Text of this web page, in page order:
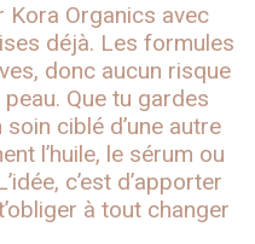
Kora Organics avec
déjà. Les formules
donc aucun risque
Que tu gardes
ciblé d’une autre
l’huile, le sérum ou
c’est d’apporter
à tout changer